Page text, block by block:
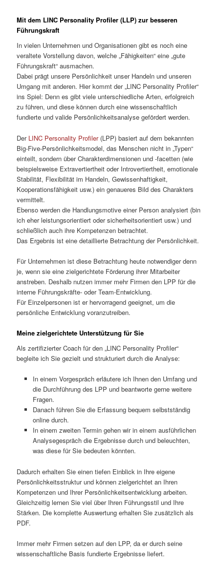
Mit dem LINC Personality Profiler (LLP) zur besseren
Führungskraft
In vielen Unternehmen und Organisationen gibt es noch eine
veraltete Vorstellung davon, welche „Fähigkeiten“ eine „gute
Führungskraft“ ausmachen.
Dabei prägt unsere Persönlichkeit unser Handeln und unseren
Umgang mit anderen. Hier kommt der „LINC Personality Profiler“
ins Spiel: Denn es gibt viele unterschiedliche Arten, erfolgreich
zu führen, und diese können durch eine wissenschaftlich
fundierte und valide Persönlichkeitsanalyse gefördert werden.
Der LINC Personality Profiler(LPP) basiert auf dem bekannten
Big-Five-Persönlichkeitsmodel, das Menschen nicht in „Typen“
einteilt, sondern über Charakterdimensionen und -facetten (wie
beispielsweise Extravertiertheit oder Introvertiertheit, emotionale
Stabilität, Flexibilität im Handeln, Gewissenhaftigkeit,
Kooperationsfähigkeit usw.) ein genaueres Bild des Charakters
vermittelt.
Ebenso werden die Handlungsmotive einer Person analysiert (bin
ich eher leistungsorientiert oder sicherheitsorientiert usw.) und
schließlich auch ihre Kompetenzen betrachtet.
Das Ergebnis ist eine detaillierte Betrachtung der Persönlichkeit.
Für Unternehmen ist diese Betrachtung heute notwendiger denn
je, wenn sie eine zielgerichtete Förderung ihrer Mitarbeiter
anstreben. Deshalb nutzen immer mehr Firmen den LPP für die
interne Führungskräfte- oder Team-Entwicklung.
Für Einzelpersonen ist er hervorragend geeignet, um die
persönliche Entwicklung voranzutreiben.
Meine zielgerichtete Unterstützung für Sie
Als zertifizierter Coach für den „LINC Personality Profiler“
begleite ich Sie gezielt und strukturiert durch die Analyse:
In einem Vorgespräch erläutere ich Ihnen den Umfang und
die Durchführung des LPP und beantworte gerne weitere
Fragen.
Danach führen Sie die Erfassung bequem selbstständig
online durch.
In einem zweiten Termin gehen wir in einem ausführlichen
Analysegespräch die Ergebnisse durch und beleuchten,
was diese für Sie bedeuten könnten.
Dadurch erhalten Sie einen tiefen Einblick in Ihre eigene
Persönlichkeitsstruktur und können zielgerichtet an Ihren
Kompetenzen und Ihrer Persönlichkeitsentwicklung arbeiten.
Gleichzeitig lernen Sie viel über Ihren Führungsstil und Ihre
Stärken. Die komplette Auswertung erhalten Sie zusätzlich als
PDF.
Immer mehr Firmen setzen auf den LPP, da er durch seine
wissenschaftliche Basis fundierte Ergebnisse liefert.